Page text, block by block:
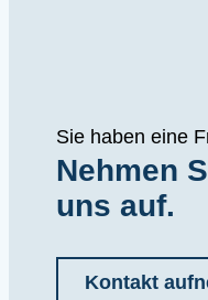
Sie haben eine
Nehmen
uns auf.
Kontakt